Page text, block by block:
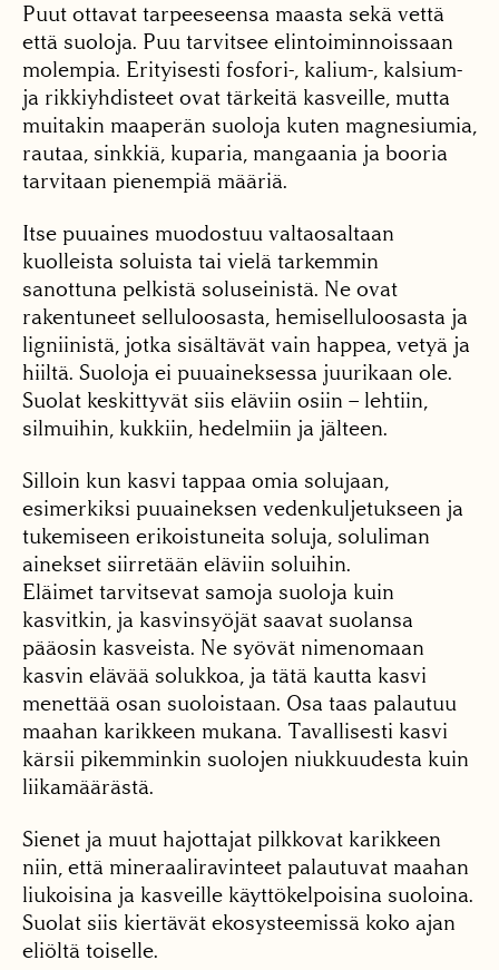
Puut ottavat tarpeeseensa maasta sekä vettä
että suoloja. Puu tarvitsee elintoiminnoissaan
molempia. Erityisesti fosfori-, kalium-, kalsium-
ja rikkiyhdisteet ovat tärkeitä kasveille, mutta
muitakin maaperän suoloja kuten magnesiumia,
rautaa, sinkkiä, kuparia, mangaania ja booria
tarvitaan pienempiä määriä.
Itse puuaines muodostuu valtaosaltaan
kuolleista soluista tai vielä tarkemmin
sanottuna pelkistä soluseinistä. Ne ovat
rakentuneet selluloosasta, hemiselluloosasta ja
ligniinistä, jotka sisältävät vain happea, vetyä ja
hiiltä. Suoloja ei puuaineksessa juurikaan ole.
Suolat keskittyvät siis eläviin osiin – lehtiin,
silmuihin, kukkiin, hedelmiin ja jälteen.
Silloin kun kasvi tappaa omia solujaan,
esimerkiksi puuaineksen vedenkuljetukseen ja
tukemiseen erikoistuneita soluja, soluliman
ainekset siirretään eläviin soluihin.
Eläimet tarvitsevat samoja suoloja kuin
kasvitkin, ja kasvinsyöjät saavat suolansa
pääosin kasveista. Ne syövät nimenomaan
kasvin elävää solukkoa, ja tätä kautta kasvi
menettää osan suoloistaan. Osa taas palautuu
maahan karikkeen mukana. Tavallisesti kasvi
kärsii pikemminkin suolojen niukkuudesta kuin
liikamäärästä.
Sienet ja muut hajottajat pilkkovat karikkeen
niin, että mineraaliravinteet palautuvat maahan
liukoisina ja kasveille käyttökelpoisina suoloina.
Suolat siis kiertävät ekosysteemissä koko ajan
eliöltä toiselle.